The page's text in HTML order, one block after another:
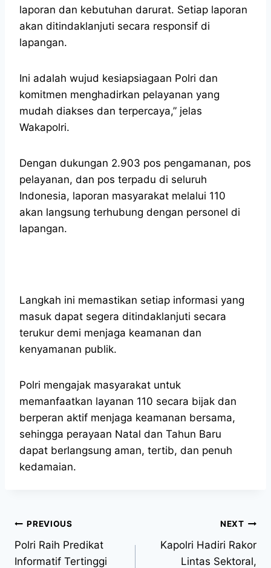
laporan dan kebutuhan darurat. Setiap laporan
akan ditindaklanjuti secara responsif di
lapangan.
Ini adalah wujud kesiapsiagaan Polri dan
komitmen menghadirkan pelayanan yang
mudah diakses dan terpercaya,” jelas
Wakapolri.
Dengan dukungan 2.903 pos pengamanan, pos
pelayanan, dan pos terpadu di seluruh
Indonesia, laporan masyarakat melalui 110
akan langsung terhubung dengan personel di
lapangan.
Langkah ini memastikan setiap informasi yang
masuk dapat segera ditindaklanjuti secara
terukur demi menjaga keamanan dan
kenyamanan publik.
Polri mengajak masyarakat untuk
memanfaatkan layanan 110 secara bijak dan
berperan aktif menjaga keamanan bersama,
sehingga perayaan Natal dan Tahun Baru
dapat berlangsung aman, tertib, dan penuh
kedamaian.
PREVIOUS
Polri Raih Predikat
Informatif Tertinggi
NEXT
Kapolri Hadiri Rakor
Lintas Sektoral,